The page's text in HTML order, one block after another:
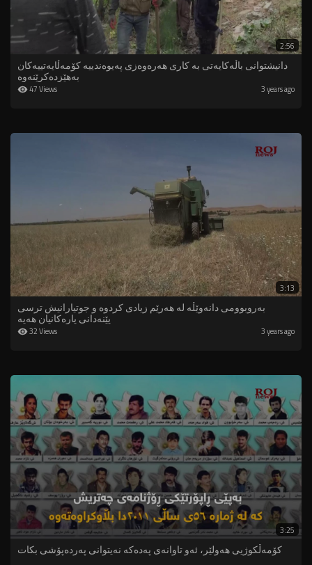
2:56
دانیشتوانى باڵەكایەتی بە كاری هەرەوەزی پەیوەندییە کۆمەڵایەتییەکان
بەهێزدەکرێنەوە
47 Views 3 years ago
3:13
بەروبوومی دانەوێڵە لە هەرێم زیادی کردوە و جوتیارانیش ترسی
پێنەدانى پارەکانیان هەیە
32 Views 3 years ago
3:25
کۆمەڵکوژیی هەولێر، ئەو تاوانەی پەدەکە نەیتوانی پەردەپۆشی بکات